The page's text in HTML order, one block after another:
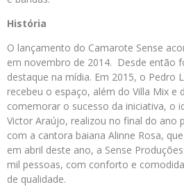
História
O lançamento do Camarote Sense
em novembro de 2014. Desde então
destaque na mídia. Em 2015, o Pedro
recebeu o espaço, além do Villa Mix e
comemorar o sucesso da iniciativa, o
Victor Araújo, realizou no final do ano
com a cantora baiana Alinne Rosa,
em abril deste ano, a Sense
mil pessoas, com conforto e
de qualidade.